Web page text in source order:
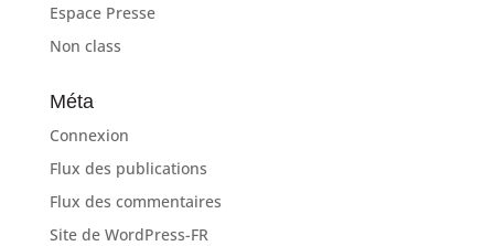
Espace Presse
Non class
Méta
Connexion
Flux des publications
Flux des commentaires
Site de WordPress-FR